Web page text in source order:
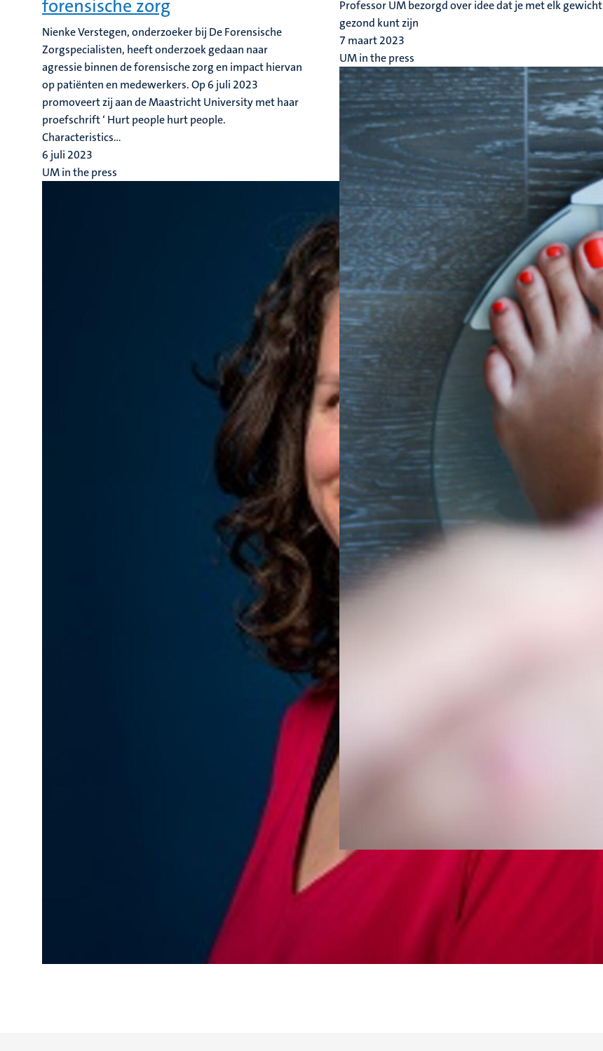
forensische zorg
Nienke Verstegen, onderzoeker bij De Forensische
Zorgspecialisten, heeft onderzoek gedaan naar
agressie binnen de forensische zorg en impact hiervan
op patiënten en medewerkers. Op 6 juli 2023
promoveert zij aan de Maastricht University met haar
proefschrift ‘ Hurt people hurt people.
Characteristics...
6 juli 2023
UM in the press
Professor UM bezorgd over idee dat je met elk gewicht
gezond kunt zijn
7 maart 2023
UM in the press